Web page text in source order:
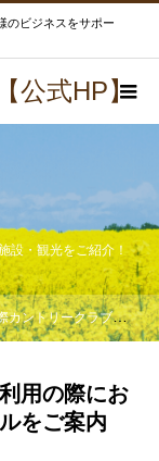
のビジネスをサポー
公式HP】
設・観光をご紹介！
をご利用の際におすすめの宿泊先・ビジネスホテルをご案内
用の際にお
をご案内